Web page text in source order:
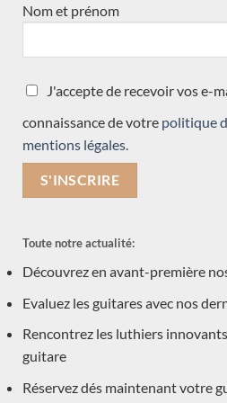
Daniel Friederich
LES DERNIERS ARTICLES
Nos guitares en stock
Nom et prénom
J'accepte de recevoir vos e-
connaissance de votre politique
mentions légales.
Toute notre actualité:
Découvrez en avant-première
Evaluez les guitares avec nos
Rencontrez les luthiers
guitare
Réservez dés maintenant votre